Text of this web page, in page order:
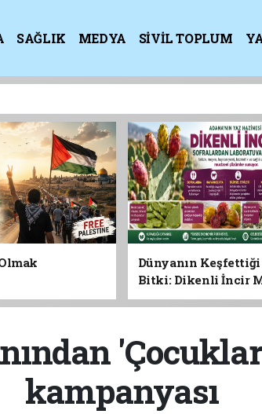
SAĞLIK MEDYA SİVİL TOPLUM
Dünyanın
Bitki: Dikenli İncir
Yaprağına Geleceğin
kampanyası